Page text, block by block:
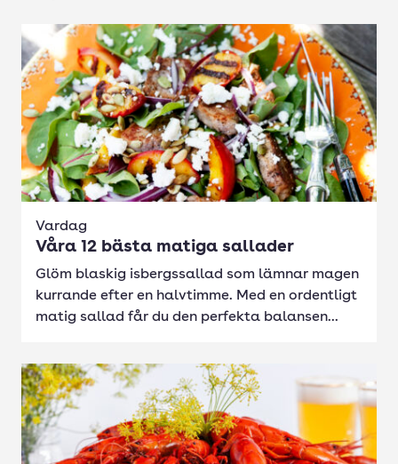
Vardag
Våra 12 bästa matiga sallader
Glöm blaskig isbergssallad som lämnar magen
kurrande efter en halvtimme. Med en ordentligt
matig sallad får du den perfekta balansen...